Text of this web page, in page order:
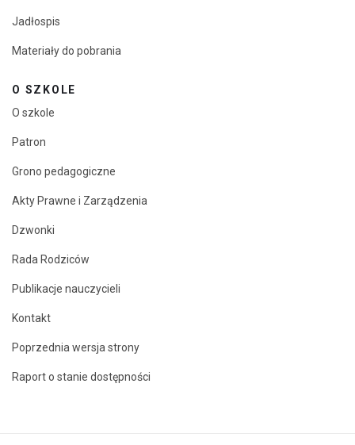
Jadłospis
Materiały do pobrania
O SZKOLE
O szkole
Patron
Grono pedagogiczne
Akty Prawne i Zarządzenia
Dzwonki
Rada Rodziców
Publikacje nauczycieli
Kontakt
Poprzednia wersja strony
Raport o stanie dostępności